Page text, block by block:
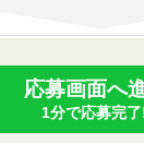
応募画面へ
1分で応募完